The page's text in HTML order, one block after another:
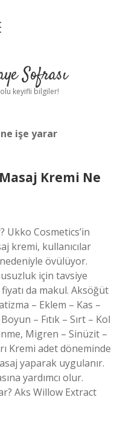
Sofrası
keyifli bilgiler!
işe yarar
Kremi Ne
Ukko Cosmetics’in
kremi, kullanıcılar
övülüyor.
için tavsiye
da makul. Aksöğüt
– Eklem – Kas –
– Fıtık – Sırt – Kol
Migren – Sinüzit –
Kremi adet döneminde
yaparak uygulanır.
yardımcı olur.
Aks Willow Extract